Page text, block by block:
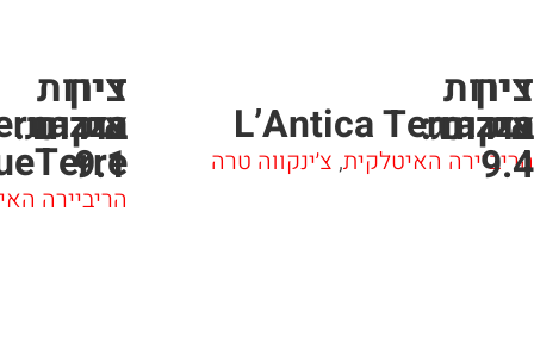
ציון
בוקינג:
9.4
דירות
אירוח
L’Antica Terrazza
הריביירה האיטלקית, צ׳ינקווה טרה
ציון
בוקינג:
9.1
דירות
אירוח
הריביירה